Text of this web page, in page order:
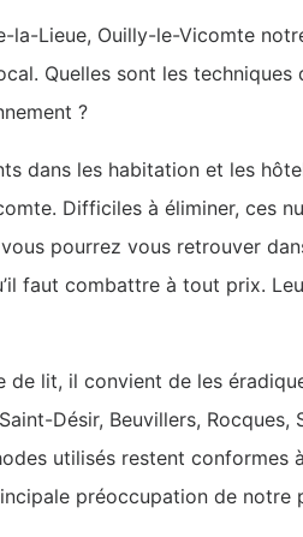
la-Lieue, Ouilly-le-Vicomte
Quelles sont les
?
dans les habitation et les
Difficiles à éliminer, ces
pourrez vous retrouver
faut combattre à tout prix.
de lit, il convient de les
Désir, Beuvillers,
utilisés restent conformes
préoccupation de notre